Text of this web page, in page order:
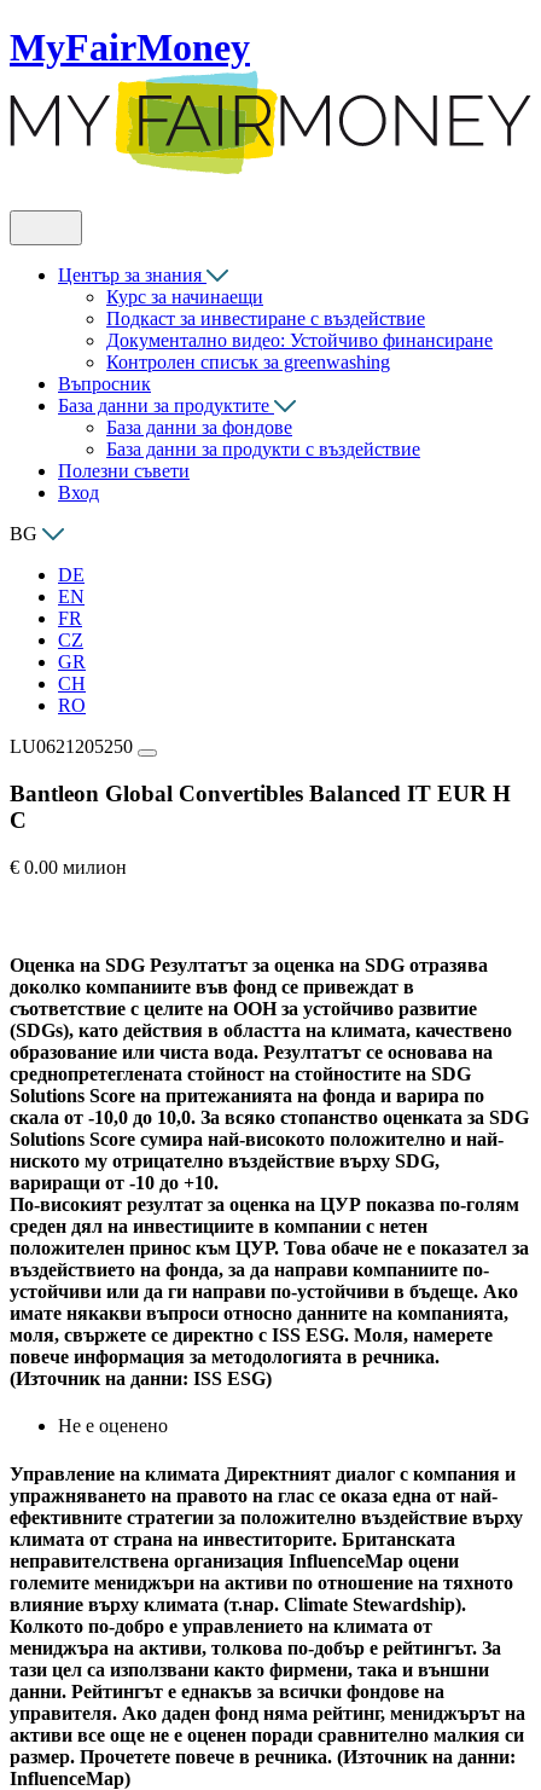
MyFairMoney
Център за знания
Курс за начинаещи
Подкаст за инвестиране с въздействие
Документално видео: Устойчиво финансиране
Контролен списък за greenwashing
Въпросник
База данни за продуктите
База данни за фондове
База данни за продукти с въздействие
Полезни съвети
Вход
BG
DE
EN
FR
CZ
GR
CH
RO
LU0621205250
Bantleon Global Convertibles Balanced IT EUR H
C
€ 0.00 милион
Оценка на SDG Резултатът за оценка на SDG отразява
доколко компаниите във фонд се привеждат в
съответствие с целите на ООН за устойчиво развитие
(SDGs), като действия в областта на климата, качествено
образование или чиста вода. Резултатът се основава на
среднопретеглената стойност на стойностите на SDG
Solutions Score на притежанията на фонда и варира по
скала от -10,0 до 10,0. За всяко стопанство оценката за SDG
Solutions Score сумира най-високото положително и най-
ниското му отрицателно въздействие върху SDG,
вариращи от -10 до +10.
По-високият резултат за оценка на ЦУР показва по-голям
среден дял на инвестициите в компании с нетен
положителен принос към ЦУР. Това обаче не е показател за
въздействието на фонда, за да направи компаниите по-
устойчиви или да ги направи по-устойчиви в бъдеще. Ако
имате някакви въпроси относно данните на компанията,
моля, свържете се директно с ISS ESG. Моля, намерете
повече информация за методологията в речника.
(Източник на данни: ISS ESG)
Не е оценено
Управление на климата Директният диалог с компания и
упражняването на правото на глас се оказа една от най-
ефективните стратегии за положително въздействие върху
климата от страна на инвеститорите. Британската
неправителствена организация InfluenceMap оцени
големите мениджъри на активи по отношение на тяхното
влияние върху климата (т.нар. Climate Stewardship).
Колкото по-добро е управлението на климата от
мениджъра на активи, толкова по-добър е рейтингът. За
тази цел са използвани както фирмени, така и външни
данни. Рейтингът е еднакъв за всички фондове на
управителя. Ако даден фонд няма рейтинг, мениджърът на
активи все още не е оценен поради сравнително малкия си
размер. Прочетете повече в речника. (Източник на данни:
InfluenceMap)